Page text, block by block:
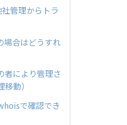
管理からトラ
場合はどうすれ
により管理さ
動）
で確認でき